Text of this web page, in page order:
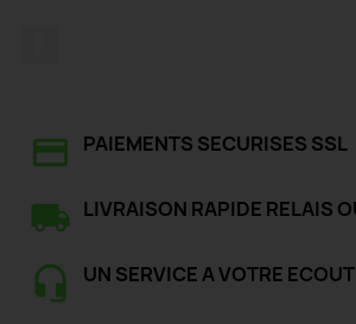
PAIEMENTS SECURISES SSL
LIVRAISON RAPIDE RELAIS
UN SERVICE A VOTRE